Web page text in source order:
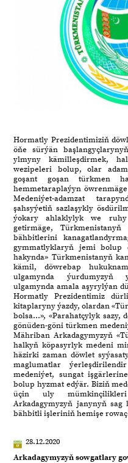
Hormatly Prezidentimiziň
öňe sürýän
ylmyny kämilleşdirmek,
wezipeleri bolup, olar
goşant goşan türkmen
hemmetaraplaýyn
Medeniýet-adamzat
şahsyýetiň sazlaşykly
ýokary ahlaklylyk we
getirmäge,
bähbitlerini
gymmatlyklaryň jemi bolup
hakynda» Türkmenistanyň
kämil, döwrebap
ulgamynda ýurdumyzyň
ulgamynda amala aşyrylýan
Hormatly Prezidentimiz
kitaplaryny ýazdy, olardan
bolsa...», «Parahatçylyk sazy,
gönüden-göni türkmen
Mähriban Arkadagymyzyň
halkyň köpasyrlyk medeni
häzirki zaman döwlet
maglumatlar
medeniýet, sungat
bolup hyzmat edýär. Biziň
üçin uly
Arkadagymyzyň janynyň
bähbitli işleriniň hemişe
28.12.2020
Arkadagymyzyň sowgatlary